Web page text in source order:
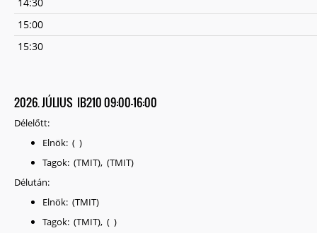
15:00
15:30
2026. JÚLIUS IB210 09:00-16:00
Délelőtt:
Elnök: ( )
Tagok: (TMIT), (TMIT)
Délután:
Elnök: (TMIT)
Tagok: (TMIT), ( )